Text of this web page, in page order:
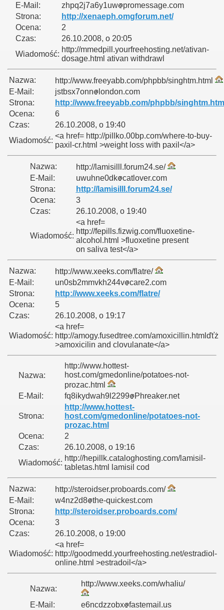
E-Mail: zhpq2j7a6y1uw
promessage.com
Strona:
http://xenaeph.omgforum.net/
Ocena:
2
Czas:
26.10.2008, o 20:05
Wiadomość:
http://mmedpill.yourfreehosting.net/ativan-
dosage.html ativan withdrawl
Nazwa:
http://www.freeyabb.com/phpbb/singhtm.html
E-Mail:
jstbsx7onn
london.com
Strona:
http://www.freeyabb.com/phpbb/
Ocena:
6
Czas:
26.10.2008, o 19:40
Wiadomość:
<a href= http://pillko.00bp.com/where-to-buy-
paxil-cr.html >weight loss with paxil</a>
Nazwa:
http://lamisilll.forum24.se/
E-Mail:
uwuhne0dk
catlover.com
Strona:
http://lamisilll.forum24.se/
Ocena:
3
Czas:
26.10.2008, o 19:40
Wiadomość:
<a href=
http://fepills.fizwig.com/fluoxetine-
alcohol.html >fluoxetine present
on saliva test</a>
Nazwa:
http://www.xeeks.com/flatre/
E-Mail:
un0sb2mmvkh244v care2.com
Strona:
http://www.xeeks.com/flatre/
Ocena:
5
Czas:
26.10.2008, o 19:17
Wiadomość:
<a href=
http://amogy.fusedtree.com/amoxicillin.htmlďťż
>amoxicilin and clovulanate</a>
Nazwa:
http://www.hottest-
host.com/gmedonline/potatoes-not-
prozac.html
E-Mail:
fq8ikydwah9l2299 Phreaker.net
Strona:
http://www.hottest-
host.com/gmedonline/potatoes-not-
prozac.html
Ocena:
2
Czas:
26.10.2008, o 19:16
Wiadomość:
http://hepillk.cataloghosting.com/lamisil-
tabletas.html lamisil cod
Nazwa:
http://steroidser.proboards.com/
E-Mail:
w4nz2d8 the-quickest.com
Strona:
http://steroidser.proboards.com/
Ocena:
3
Czas:
26.10.2008, o 19:00
Wiadomość:
<a href=
http://goodmedd.yourfreehosting.net/estradiol-
online.html >estradoil</a>
Nazwa:
http://www.xeeks.com/whaliu/
E-Mail: e6ncdzzobx fastemail.us